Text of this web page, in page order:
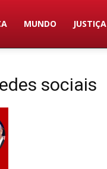
MUNDO JUSTIÇA
sociais